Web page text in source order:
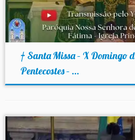
† Santa Missa – X Domingo
Pentecostes – ...